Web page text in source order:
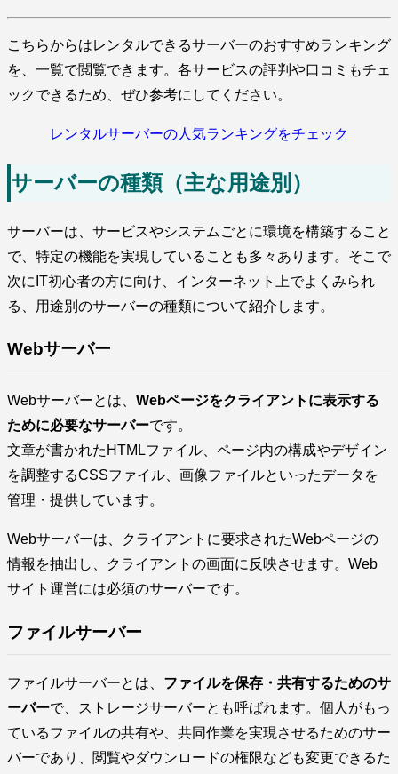
こちらからはレンタルできるサーバーのおすすめランキング
を、一覧で閲覧できます。各サービスの評判や口コミもチェ
ックできるため、ぜひ参考にしてください。
レンタルサーバーの人気ランキングをチェック
サーバーの種類（主な用途別）
サーバーは、サービスやシステムごとに環境を構築すること
で、特定の機能を実現していることも多々あります。そこで
次にIT初心者の方に向け、インターネット上でよくみられ
る、用途別のサーバーの種類について紹介します。
Webサーバー
Webサーバーとは、 Webページをクライアントに表示する
ために必要なサーバーです。
文章が書かれたHTMLファイル、ページ内の構成やデザイン
を調整するCSSファイル、画像ファイルといったデータを
管理・提供しています。
Webサーバーは、クライアントに要求されたWebページの
情報を抽出し、クライアントの画面に反映させます。Web
サイト運営には必須のサーバーです。
ファイルサーバー
ファイルサーバーとは、 ファイルを保存・共有するためのサ
ーバーで、ストレージサーバーとも呼ばれます。個人がもっ
ているファイルの共有や、共同作業を実現させるためのサー
バーであり、閲覧やダウンロードの権限なども変更できるた